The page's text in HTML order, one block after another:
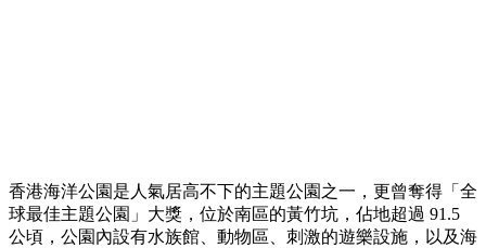
香港海洋公園是人氣居高不下的主題公園之一，更曾奪得「全
球最佳主題公園」大獎，位於南區的黃竹坑，佔地超過 91.5
公頃，公園內設有水族館、動物區、刺激的遊樂設施，以及海